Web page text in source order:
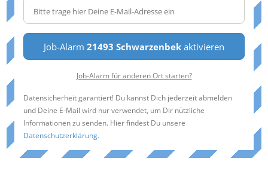
Job-Alarm 21493 Schwarzenbek aktivieren
Job-Alarm für anderen Ort starten?
Datensicherheit garantiert! Du kannst Dich jederzeit abmelden
und Deine E-Mail wird nur verwendet, um Dir nützliche
Informationen zu senden. Hier findest Du unsere
Datenschutzerklärung.